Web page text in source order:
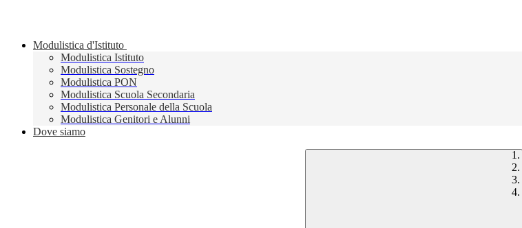
Modulistica d'Istituto
Modulistica Istituto
Modulistica Sostegno
Modulistica PON
Modulistica Scuola Secondaria
Modulistica Personale della Scuola
Modulistica Genitori e Alunni
Dove siamo